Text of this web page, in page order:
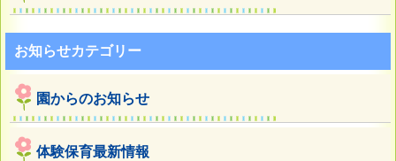
お知らせカテゴリー
園からのお知らせ
体験保育最新情報